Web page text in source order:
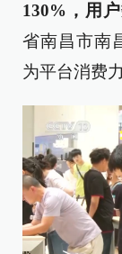
130%，用
省南昌市南
为平台消费